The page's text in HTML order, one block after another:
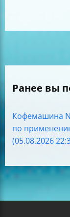
Ранее вы
Кофемашина
по
(05.08.2026